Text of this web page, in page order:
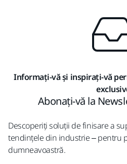
Informați-vă și inspirați-vă
Abonați-vă la
Descoperiți soluții de finisare a
tendințele din industrie – pentru
dumneavoastră.